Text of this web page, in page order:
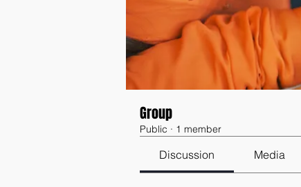
Group
Public · 1 member
Discussion Media